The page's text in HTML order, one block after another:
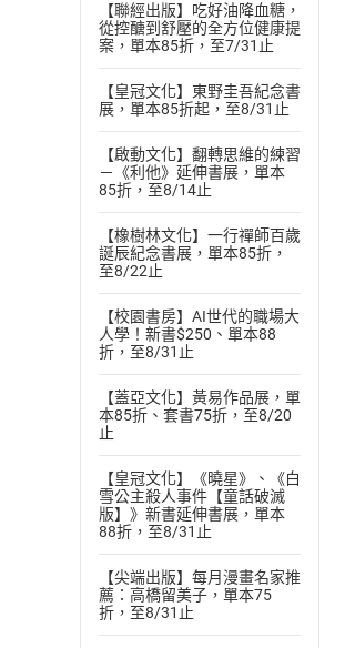
【聯經出版】吃好油降血糖，
從控醣到舒壓的全方位健康提
案，單本85折，至7/31止
【皇冠文化】東野圭吾紀念書
展，單本85折起，至8/31止
【啟動文化】翻轉思維的練習
－《利他》延伸書展，單本
85折，至8/14止
【橡樹林文化】一行禪師百歲
誕辰紀念書展，單本85折，
至8/22止
【校園書房】AI世代的職場大
人學！新書$250、單本88
折，至8/31止
【蓋亞文化】黃易作品展，單
本85折、套書75折，至8/20
止
【皇冠文化】《曉星》、《白
雪公主殺人事件【童話破滅
版】》新書延伸書展，單本
88折，至8/31止
【尖端出版】每月漫畫名家推
薦：高橋留美子，單本75
折，至8/31止